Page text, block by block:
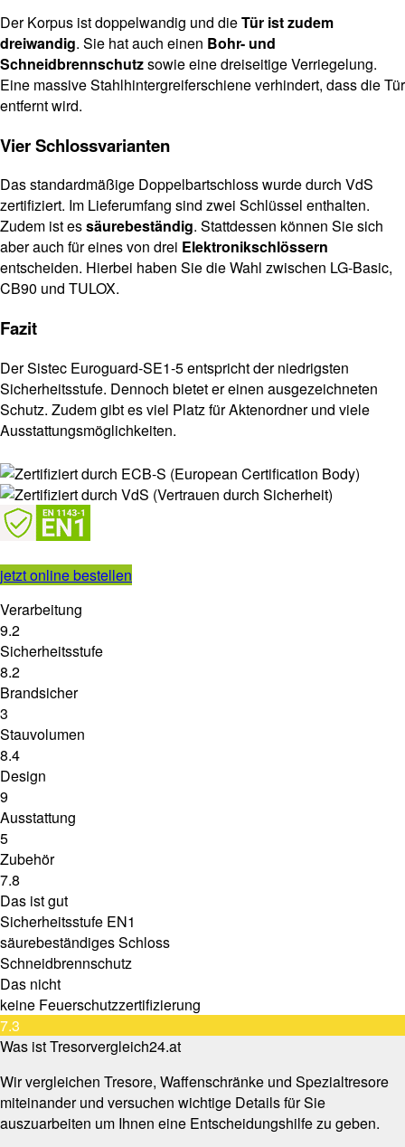
Der Korpus ist doppelwandig und dieTür ist zudem
dreiwandig. Sie hat auch einen Bohr- und
Schneidbrennschutzsowie eine dreiseitige Verriegelung.
Eine massive Stahlhintergreiferschiene verhindert, dass die Tür
entfernt wird.
Vier Schlossvarianten
Das standardmäßige Doppelbartschloss wurde durch VdS
zertifiziert. Im Lieferumfang sind zwei Schlüssel enthalten.
Zudem ist essäurebeständig. Stattdessen können Sie sich
aber auch für eines von drei Elektronikschlössern
entscheiden. Hierbei haben Sie die Wahl zwischen LG-Basic,
CB90 und TULOX.
Fazit
Der Sistec Euroguard-SE1-5 entspricht der niedrigsten
Sicherheitsstufe. Dennoch bietet er einen ausgezeichneten
Schutz. Zudem gibt es viel Platz für Aktenordner und viele
Ausstattungsmöglichkeiten.
jetzt online bestellen
Verarbeitung
9.2
Sicherheitsstufe
8.2
Brandsicher
3
Stauvolumen
8.4
Design
9
Ausstattung
5
Zubehör
7.8
Das ist gut
Sicherheitsstufe EN1
säurebeständiges Schloss
Schneidbrennschutz
Das nicht
keine Feuerschutzzertifizierung
7.3
Was ist Tresorvergleich24.at
Wir vergleichen Tresore, Waffenschränke und Spezialtresore
miteinander und versuchen wichtige Details für Sie
auszuarbeiten um Ihnen eine Entscheidungshilfe zu geben.